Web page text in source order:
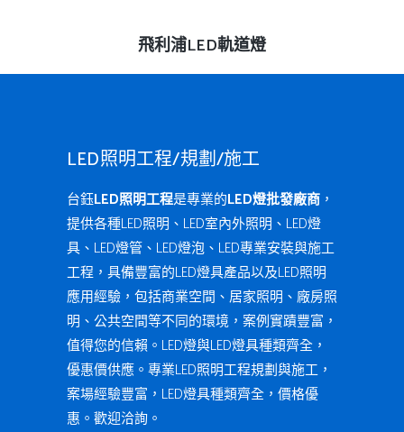
查看內容
飛利浦LED軌道燈
LED照明工程/規劃/施工
台鈺LED照明工程是專業的LED燈批發廠商 ，
提供各種LED照明、LED室內外照明、LED燈
具、LED燈管、LED燈泡、LED專業安裝與施工
工程，具備豐富的LED燈具產品以及LED照明
應用經驗，包括商業空間、居家照明、廠房照
明、公共空間等不同的環境，案例實蹟豐富，
值得您的信賴。LED燈與LED燈具種類齊全，
優惠價供應。專業LED照明工程規劃與施工，
案場經驗豐富，LED燈具種類齊全，價格優
惠。歡迎洽詢。